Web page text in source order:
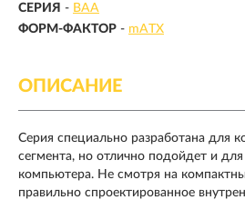
СЕРИЯ - BAA
ФОРМ-ФАКТОР - mATX
ОПИСАНИЕ
Серия специально разработана для
сегмента, но отлично подойдет и
компьютера. Не смотря на
правильно спроектированное